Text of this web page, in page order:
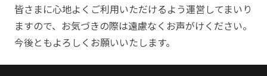
皆さまに心地よくご利用いただけるよう運営してまいり
ますので、お気づきの際は遠慮なくお声がけください。
今後ともよろしくお願いいたします。